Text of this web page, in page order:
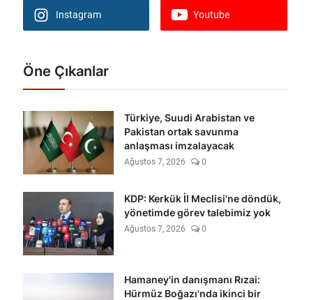
Instagram Youtube
Öne Çıkanlar
Türkiye, Suudi Arabistan ve
Pakistan ortak savunma
anlaşması imzalayacak
Ağustos 7, 2026 0
KDP: Kerkük İl Meclisi'ne döndük,
yönetimde görev talebimiz yok
Ağustos 7, 2026 0
Hamaney'in danışmanı Rızai:
Hürmüz Boğazı'nda ikinci bir